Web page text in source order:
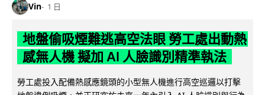
Vin 1 日
地盤偷吸煙難逃高空法眼 勞工處出動熱
感無人機 擬加 AI 人臉識別精準執法
勞工處投入配備熱感應鏡頭的小型無人機進行高空巡邏以打擊